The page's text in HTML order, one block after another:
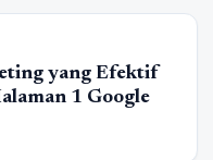
yang Efektif
1 Google